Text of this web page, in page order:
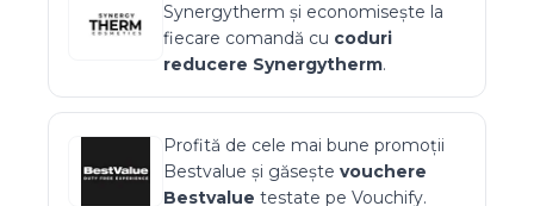
Synergytherm și economisește la
fiecare comandă cu coduri
reducere Synergytherm.
Profită de cele mai bune promoții
Bestvalue și găsește vouchere
Bestvalue testate pe Vouchify.